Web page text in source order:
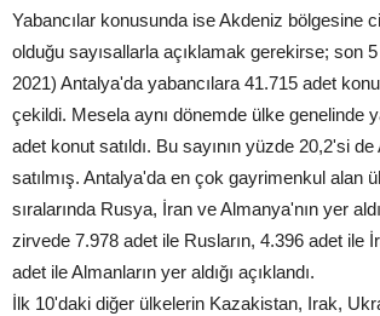
Yabancılar konusunda ise Akdeniz bölgesine
olduğu sayısallarla açıklamak gerekirse; son
2021) Antalya'da yabancılara 41.715 adet
çekildi. Mesela aynı dönemde ülke genelinde
adet konut satıldı. Bu sayının yüzde 20,2'si
satılmış. Antalya'da en çok gayrimenkul alan
sıralarında Rusya, İran ve Almanya'nın yer
zirvede 7.978 adet ile Rusların, 4.396 adet ile
adet ile Almanların yer aldığı açıklandı.
İlk 10'daki diğer ülkelerin Kazakistan, Irak,